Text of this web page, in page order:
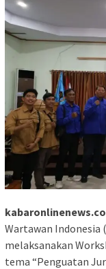
Wartawan Indonesia
melaksanakan
tema “Penguatan